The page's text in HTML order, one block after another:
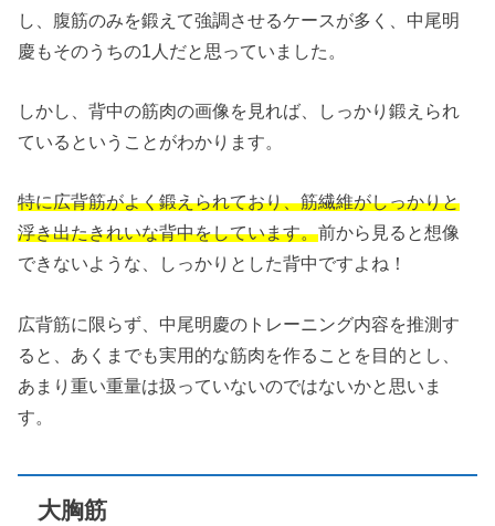
し、腹筋のみを鍛えて強調させるケースが多く、中尾明
慶もそのうちの1人だと思っていました。
しかし、背中の筋肉の画像を見れば、しっかり鍛えられ
ているということがわかります。
特に広背筋がよく鍛えられており、筋繊維がしっかりと
浮き出たきれいな背中をしています。前から見ると想像
できないような、しっかりとした背中ですよね！
広背筋に限らず、中尾明慶のトレーニング内容を推測す
ると、あくまでも実用的な筋肉を作ることを目的とし、
あまり重い重量は扱っていないのではないかと思いま
す。
大胸筋